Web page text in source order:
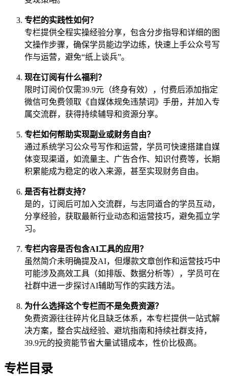
专栏的实践性如何？
专栏提供全程实操经验分享，包含分步指导和详细的图
文操作步骤，确保学员能边学边练，快速上手公众号写
作与运营，避免“纸上谈兵”。
现在订阅有什么福利？
限时订阅价仅需39.9元（终身有效），付费后添加指定
微信可免费领取《自媒体规免违禁词》手册，并加入专
属交流群，获得持续辅导和资源分享。
专栏如何帮助实现副业或财务自由？
通过系统学习公众号写作和运营，学员可快速搭建自媒
体变现渠道，如流量主、广告合作、知识付费等，长期
积累能成为稳定的收入来源，甚至实现财务自由。
是否有社群支持？
是的，订阅后可加入交流群，与志同道合的学员互动，
分享经验，获取最新行业动态和运营技巧，避免孤立学
习。
专栏内容是否包含AI工具的应用？
虽然简介未明确提及AI，但爆款文章创作和运营技巧中
可能涉及高效工具（如排版、数据分析等），学员可在
社群中进一步探讨AI辅助写作的实践方法。
为什么选择这个专栏而不是免费资源？
免费资源往往碎片化且缺乏体系，本专栏提供一站式解
决方案，整合实战经验、避坑指南和持续社群支持，
39.9元的投资能节省大量试错成本，性价比极高。
专栏目录